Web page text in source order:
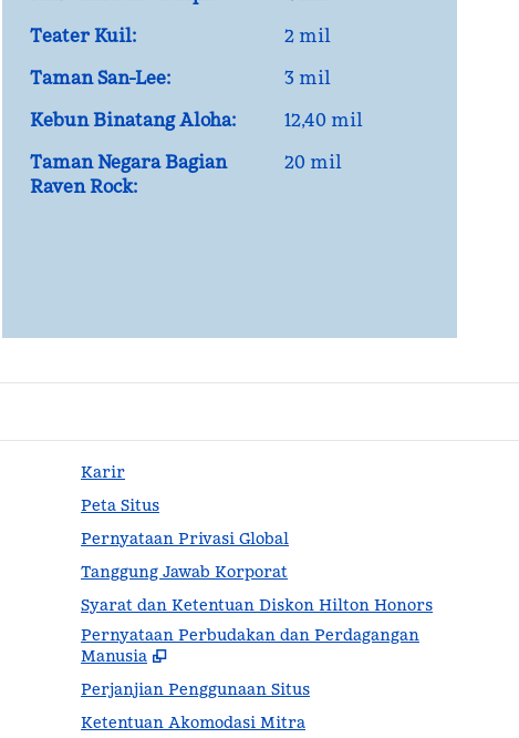
Teater Kuil:
2 mil
Taman San-Lee:
3 mil
Kebun Binatang Aloha:
12,40 mil
Taman Negara Bagian
Raven Rock:
20 mil
Karir
Peta Situs
Pernyataan Privasi Global
Tanggung Jawab Korporat
Syarat dan Ketentuan Diskon Hilton Honors
Pernyataan Perbudakan dan Perdagangan
Manusia
Perjanjian Penggunaan Situs
Ketentuan Akomodasi Mitra